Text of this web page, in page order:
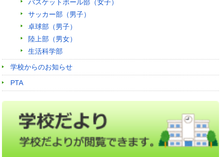
バスケットボール部（女子）
サッカー部（男子）
卓球部（男子）
陸上部（男女）
生活科学部
学校からのお知らせ
PTA